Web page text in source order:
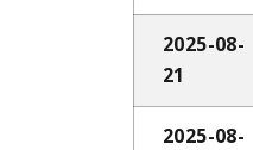
2025-08-
21
2025-08-